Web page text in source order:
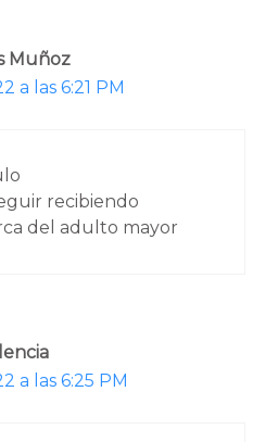
Muñoz
a las 6:21 PM
recibiendo
del adulto mayor
a las 6:25 PM